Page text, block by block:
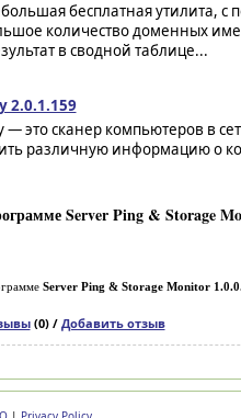
бесплатная утилита,
количество доменных
в сводной таблице...
2.0.1.159
— это сканер компьютеров в
различную информацию о
Server Ping & Storage
Server Ping & Storage Monitor
(0) / Добавить отзыв